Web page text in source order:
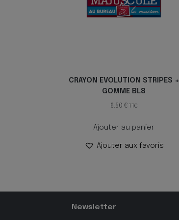
CRAYON EVOLUTION STRIPES +
GOMME BL8
6.50 € TTC
Ajouter au panier
Ajouter aux favoris
Newsletter